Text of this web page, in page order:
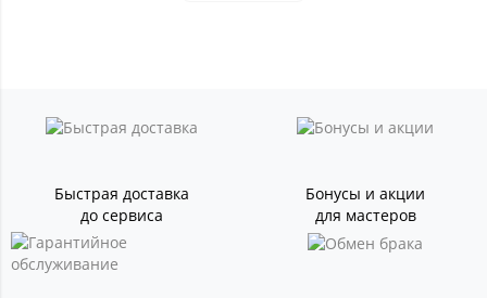
Быстрая доставка
до сервиса
Бонусы и акции
для мастеров